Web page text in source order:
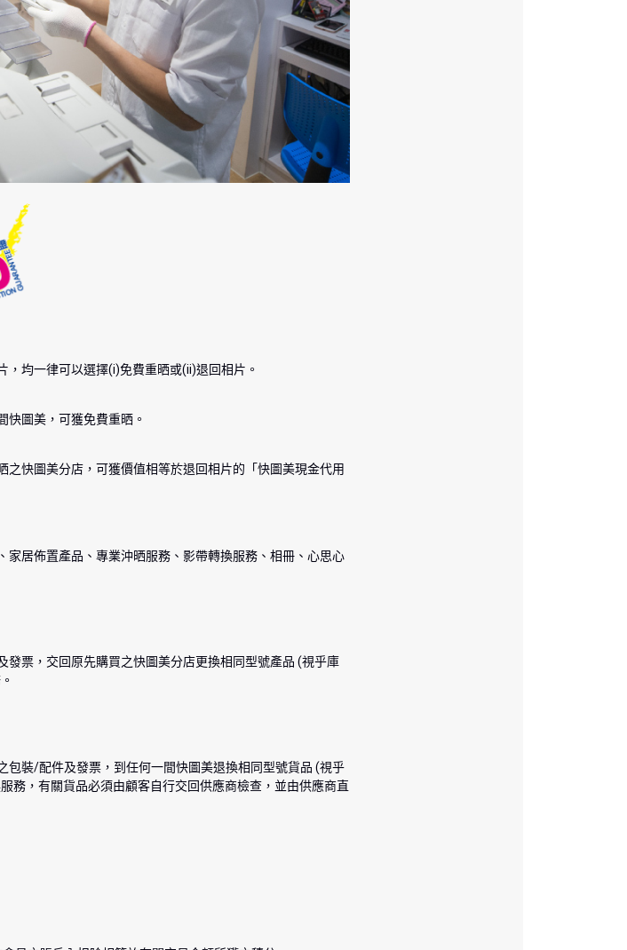
均一律可以選擇(i)免費重晒或(ii)退回相片。
快圖美，可獲免費重晒。
快圖美分店，可獲價值相等於退回相片的「快圖美現金代用
居佈置產品、專業沖晒服務、影帶轉換服務、相冊、心思心
票，交回原先購買之快圖美分店更換相同型號產品 (視乎庫
包裝/配件及發票，到任何一間快圖美退換相同型號貨品 (視乎
務，有關貨品必須由顧客自行交回供應商檢查，並由供應商直